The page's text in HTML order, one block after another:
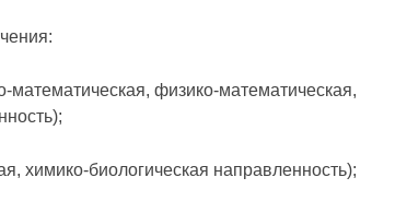
физико-математическая,
химико-биологическая направленность);